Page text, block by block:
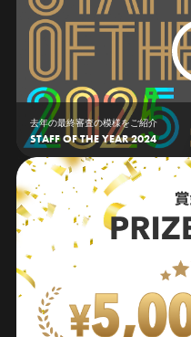
去年の最終審査の模様をご紹介
STAFF OF THE YEAR 2024